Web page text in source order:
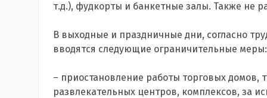
т.д.), фудкорты и банкетные залы. Также не
В выходные и праздничные дни, согласно
вводятся следующие ограничительные меры:
– приостановление работы торговых домов,
развлекательных центров, комплексов, за